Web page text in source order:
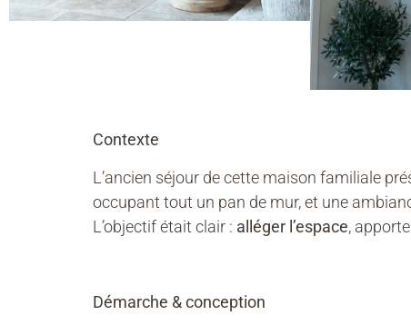
Contexte
L’ancien séjour de cette maison familiale
occupant tout un pan de mur, et une
L’objectif était clair : alléger l’espace,
Démarche & conception